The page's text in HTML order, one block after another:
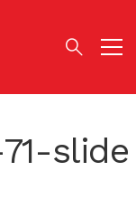
slide